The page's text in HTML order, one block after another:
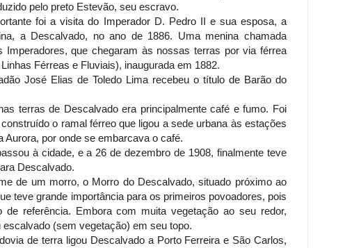
pelo preto Estevão, seu escravo.
foi a visita do Imperador D. Pedro II e sua esposa, a
a Descalvado, no ano de 1886. Uma menina chamada
Imperadores, que chegaram às nossas terras por via férrea
Férreas e Fluviais), inaugurada em 1882.
José Elias de Toledo Lima recebeu o título de Barão do
terras de Descalvado era principalmente café e fumo. Foi
o ramal férreo que ligou a sede urbana às estações
Aurora, por onde se embarcava o café.
à cidade, e a 26 de dezembro de 1908, finalmente teve
Descalvado.
de um morro, o Morro do Descalvado, situado próximo ao
teve grande importância para os primeiros povoadores, pois
de referência. Embora com muita vegetação ao seu redor,
(sem vegetação) em seu topo.
de terra ligou Descalvado a Porto Ferreira e São Carlos,